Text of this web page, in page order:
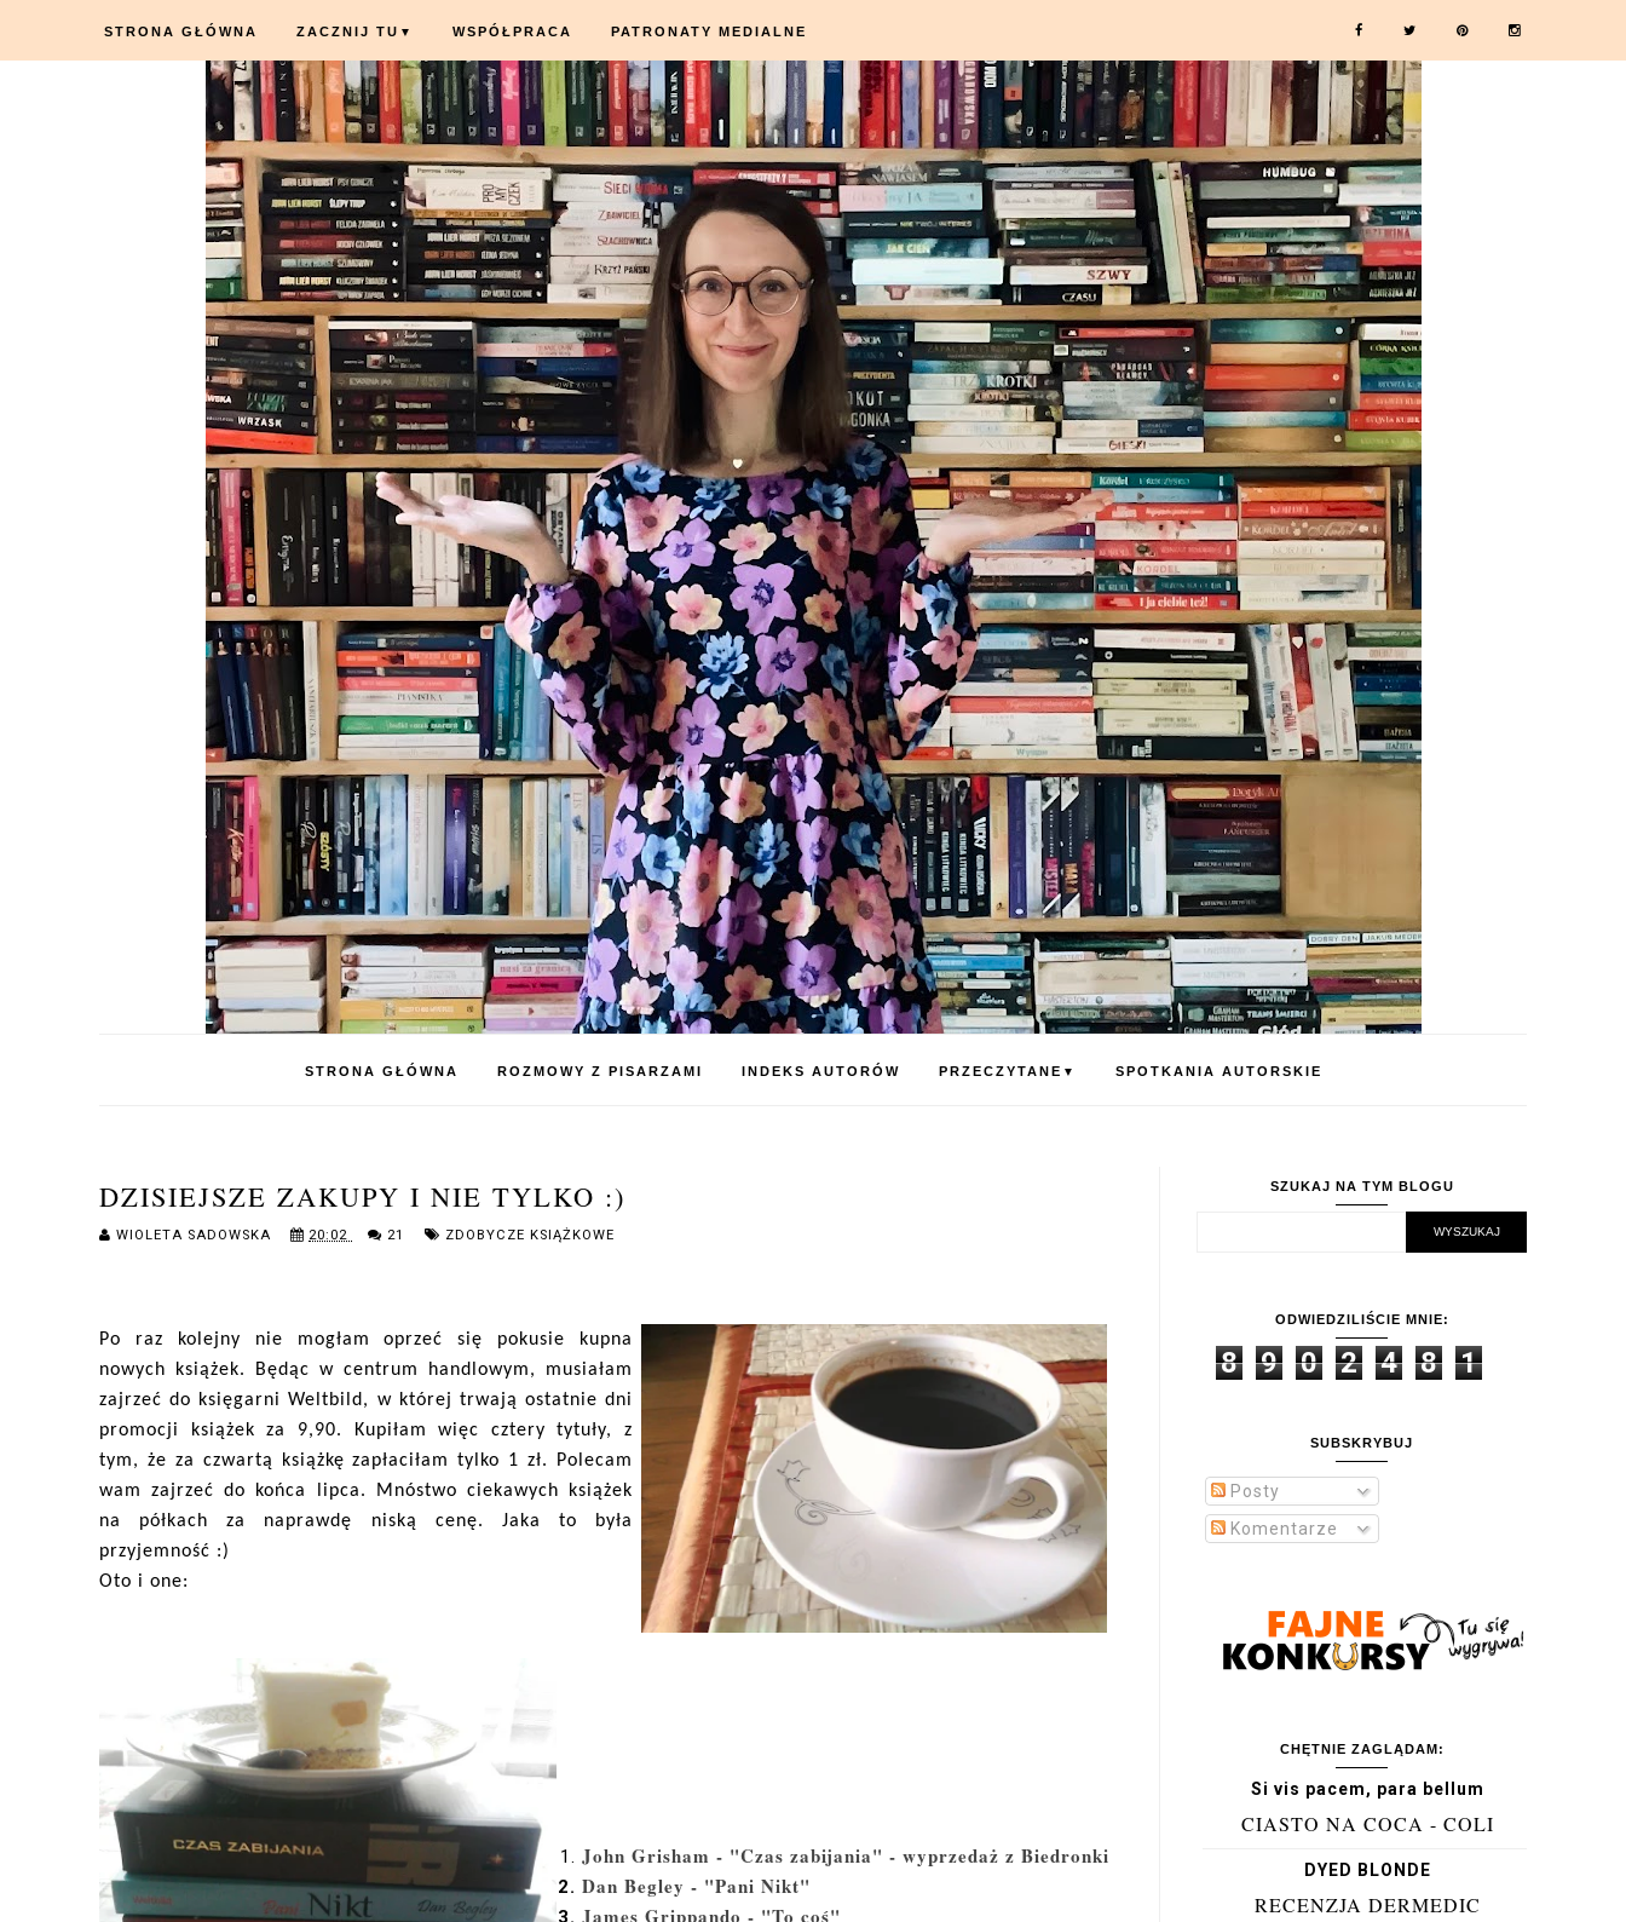
STRONA GŁÓWNA ZACZNIJ TU ▼ WSPÓŁPRACA PATRONATY MEDIALNE
STRONA GŁÓWNA ROZMOWY Z PISARZAMI INDEKS AUTORÓW PRZECZYTANE ▼ SPOTKANIA AUTORSKIE
DZISIEJSZE ZAKUPY I NIE TYLKO :)
WIOLETA SADOWSKA 20:02 21 ZDOBYCZE KSIĄŻKOWE
Po raz kolejny nie mogłam oprzeć się pokusie kupna
nowych książek. Będąc w centrum handlowym, musiałam
zajrzeć do księgarni Weltbild, w której trwają ostatnie dni
promocji książek za 9,90. Kupiłam więc cztery tytuły, z
tym, że za czwartą książkę zapłaciłam tylko 1 zł. Polecam
wam zajrzeć do końca lipca. Mnóstwo ciekawych książek
na półkach za naprawdę niską cenę. Jaka to była
przyjemność :)
Oto i one:
John Grisham - "Czas zabijania" - wyprzedaż z Biedronki
Dan Begley - "Pani Nikt"
James Grippando - "To coś"
SZUKAJ NA TYM BLOGU
ODWIEDZILIŚCIE MNIE:
8 9 0 2 4 8 1
SUBSKRYBUJ
Posty
Komentarze
CHĘTNIE ZAGLĄDAM:
Si vis pacem, para bellum
CIASTO NA COCA - COLI
DYED BLONDE
RECENZJA DERMEDIC